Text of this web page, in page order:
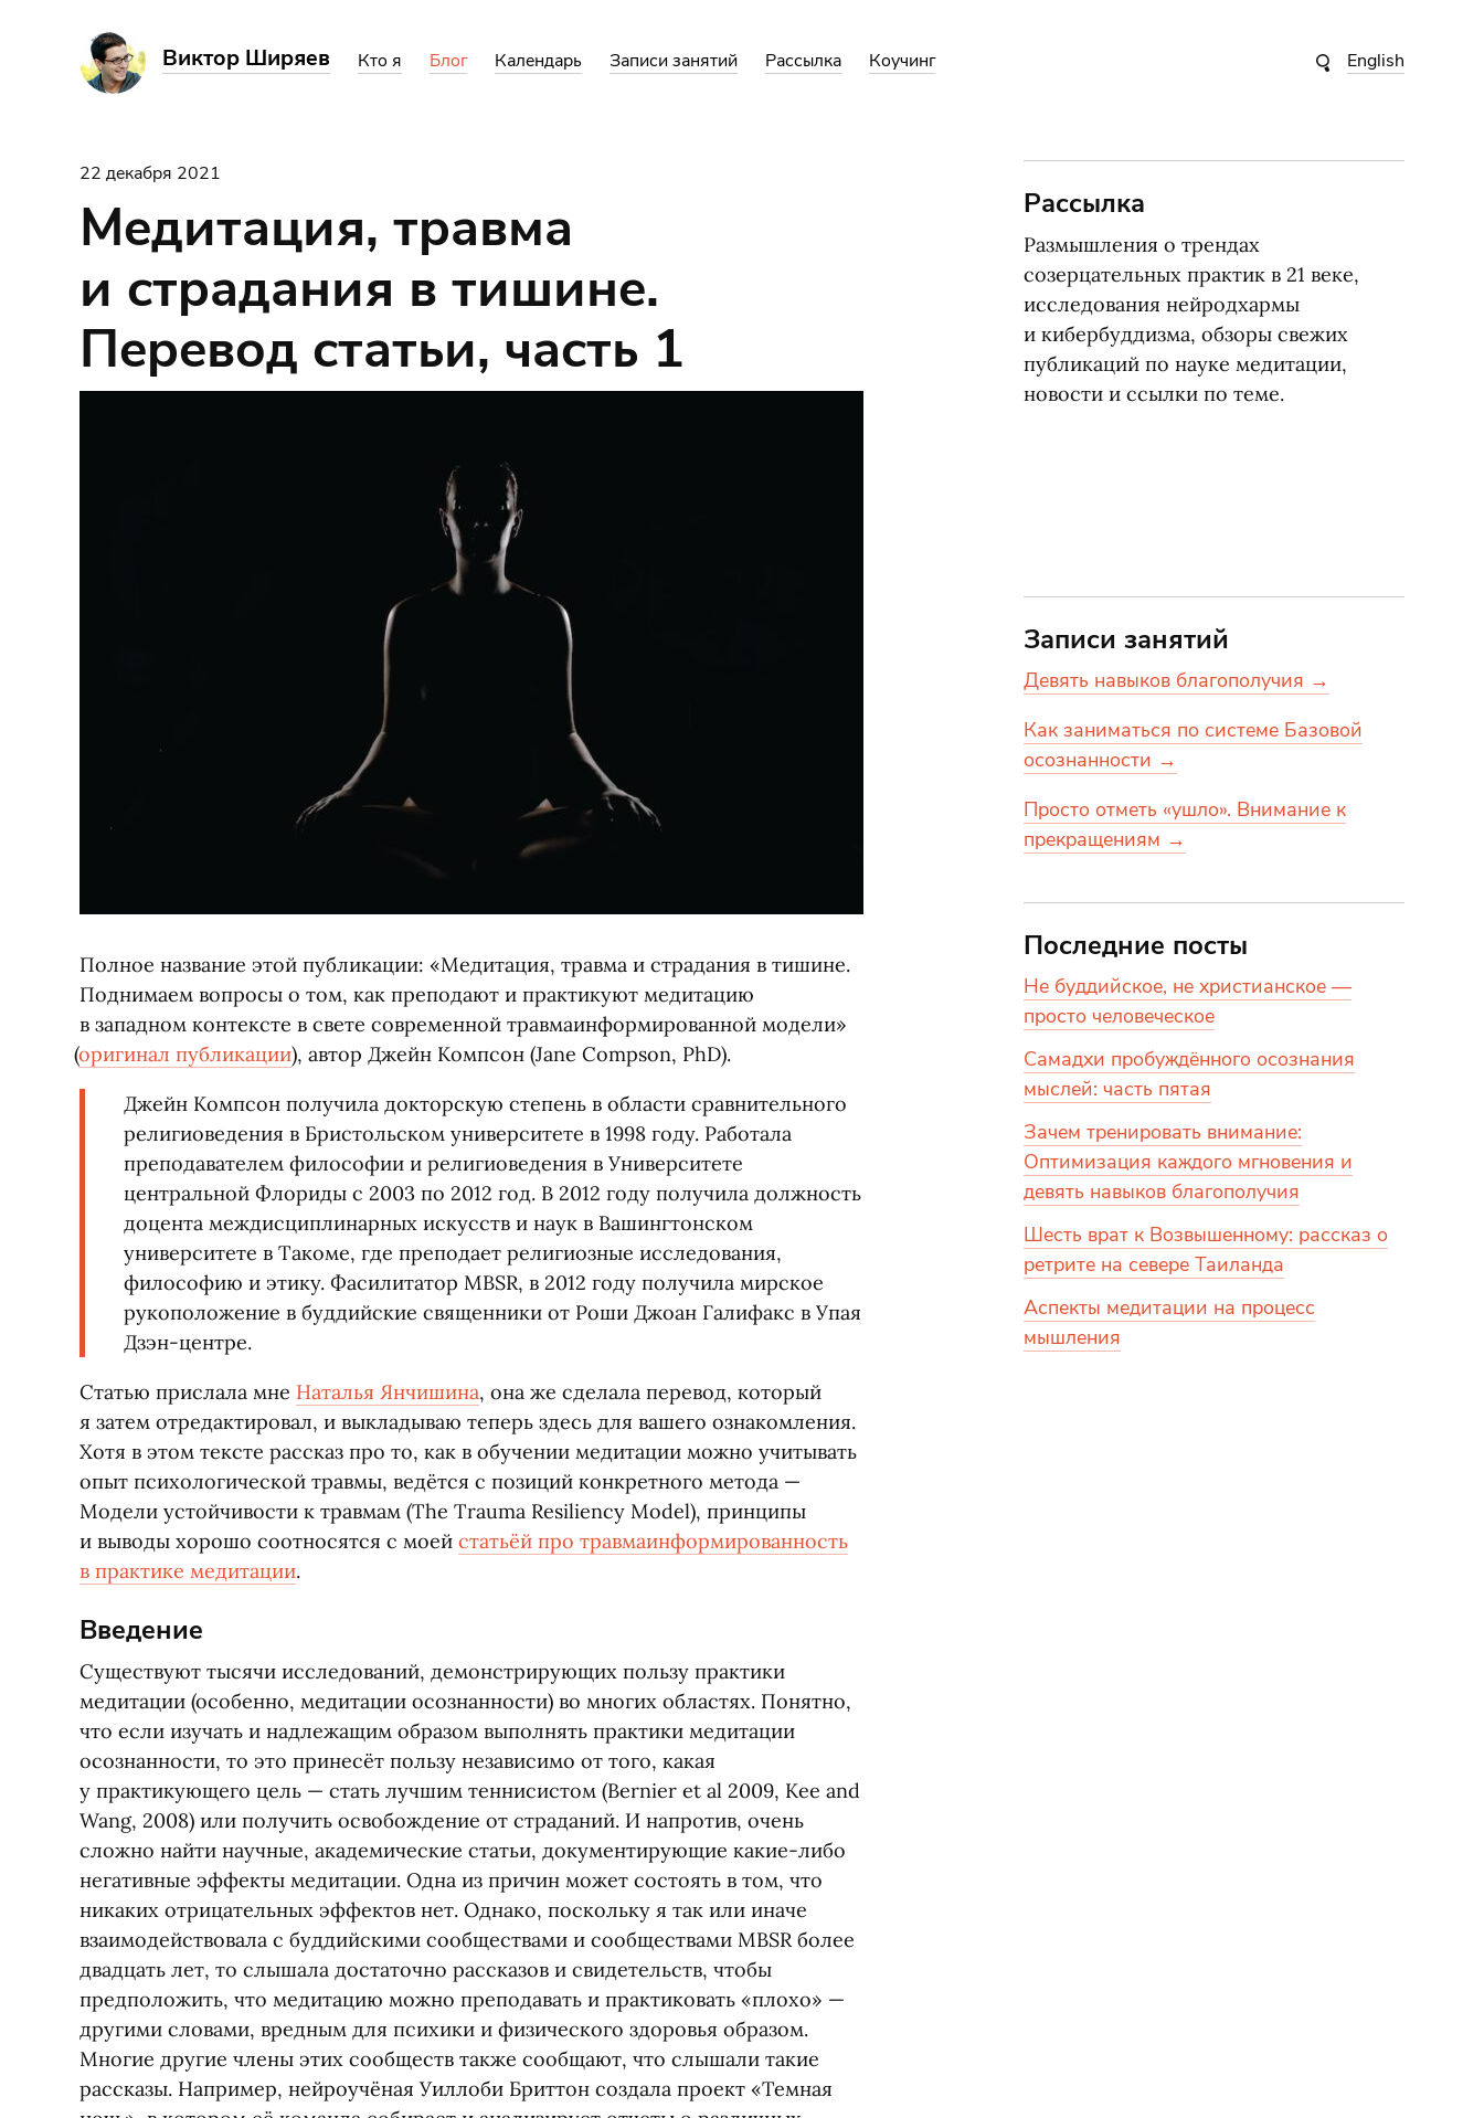
English
Виктор Ширяев Кто я Блог Календарь Записи занятий Рассылка Коучинг
22 декабря 2021
Медитация, травма
и страдания в тишине.
Перевод статьи, часть 1
Полное название этой публикации: «Медитация, травма и страдания в тишине.
Поднимаем вопросы о том, как преподают и практикуют медитацию
в западном контексте в свете современной травмаинформированной модели»
(оригинал публикации), автор Джейн Компсон (Jane Compson, PhD).
Джейн Компсон получила докторскую степень в области сравнительного
религиоведения в Бристольском университете в 1998 году. Работала
преподавателем философии и религиоведения в Университете
центральной Флориды с 2003 по 2012 год. В 2012 году получила должность
доцента междисциплинарных искусств и наук в Вашингтонском
университете в Такоме, где преподает религиозные исследования,
философию и этику. Фасилитатор MBSR, в 2012 году получила мирское
рукоположение в буддийские священники от Роши Джоан Галифакс в Упая
Дзэн-центре.
Статью прислала мне Наталья Янчишина, она же сделала перевод, который
я затем отредактировал, и выкладываю теперь здесь для вашего ознакомления.
Хотя в этом тексте рассказ про то, как в обучении медитации можно учитывать
опыт психологической травмы, ведётся с позиций конкретного метода —
Модели устойчивости к травмам (The Trauma Resiliency Model), принципы
и выводы хорошо соотносятся с моей статьёй про травмаинформированность
в практике медитации.
Введение
Существуют тысячи исследований, демонстрирующих пользу практики
медитации (особенно, медитации осознанности) во многих областях. Понятно,
что если изучать и надлежащим образом выполнять практики медитации
осознанности, то это принесёт пользу независимо от того, какая
у практикующего цель — стать лучшим теннисистом (Bernier et al 2009, Kee and
Wang, 2008) или получить освобождение от страданий. И напротив, очень
сложно найти научные, академические статьи, документирующие какие-либо
негативные эффекты медитации. Одна из причин может состоять в том, что
никаких отрицательных эффектов нет. Однако, поскольку я так или иначе
взаимодействовала с буддийскими сообществами и сообществами MBSR более
двадцать лет, то слышала достаточно рассказов и свидетельств, чтобы
предположить, что медитацию можно преподавать и практиковать «плохо» —
другими словами, вредным для психики и физического здоровья образом.
Многие другие члены этих сообществ также сообщают, что слышали такие
рассказы. Например, нейроучёная Уиллоби Бриттон создала проект «Темная
Рассылка
Размышления о трендах
созерцательных практик в 21 веке,
исследования нейродхармы
и кибербуддизма, обзоры свежих
публикаций по науке медитации,
новости и ссылки по теме.
Записи занятий
Девять навыков благополучия →
Как заниматься по системе Базовой
осознанности →
Просто отметь «ушло». Внимание к
прекращениям →
Последние посты
Не буддийское, не христианское —
просто человеческое
Самадхи пробуждённого осознания
мыслей: часть пятая
Зачем тренировать внимание:
Оптимизация каждого мгновения и
девять навыков благополучия
Шесть врат к Возвышенному: рассказ о
ретрите на севере Таиланда
Аспекты медитации на процесс
мышления